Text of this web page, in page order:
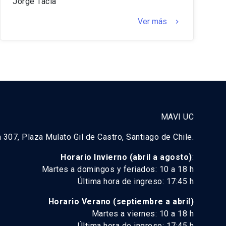
Ver más keyboard_arrow_right
MAVI UC
Plaza Mulato Gil de Castro, Santiago de Chile.
Horario Invierno (abril a agosto):
Martes a domingos y feriados: 10 a 18 h
Última hora de ingreso: 17:45 h
Horario Verano (septiembre a abril)
Martes a viernes: 10 a 18 h